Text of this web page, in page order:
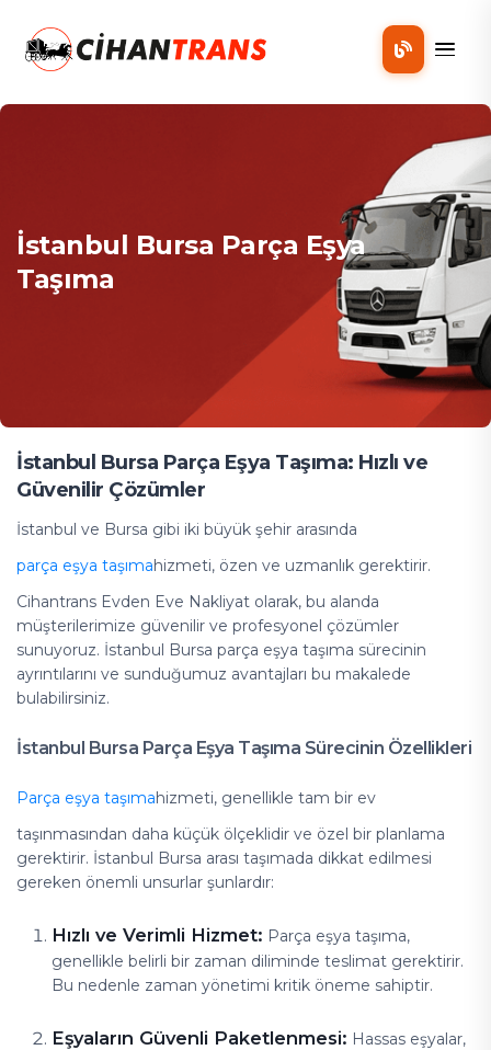
Mobil
İstanbul Bursa Parça Eşya
Taşıma
İstanbul Bursa Parça Eşya Taşıma: Hızlı ve
Güvenilir Çözümler
İstanbul ve Bursa gibi iki büyük şehir arasında
parça eşya taşımahizmeti, özen ve uzmanlık gerektirir.
Cihantrans Evden Eve Nakliyat olarak, bu alanda
müşterilerimize güvenilir ve profesyonel çözümler
sunuyoruz. İstanbul Bursa parça eşya taşıma sürecinin
ayrıntılarını ve sunduğumuz avantajları bu makalede
bulabilirsiniz.
İstanbul Bursa Parça Eşya Taşıma Sürecinin Özellikleri
Parça eşya taşımahizmeti, genellikle tam bir ev
taşınmasından daha küçük ölçeklidir ve özel bir planlama
gerektirir. İstanbul Bursa arası taşımada dikkat edilmesi
gereken önemli unsurlar şunlardır:
Hızlı ve Verimli Hizmet: Parça eşya taşıma,
genellikle belirli bir zaman diliminde teslimat gerektirir.
Bu nedenle zaman yönetimi kritik öneme sahiptir.
Eşyaların Güvenli Paketlenmesi: Hassas eşyalar,